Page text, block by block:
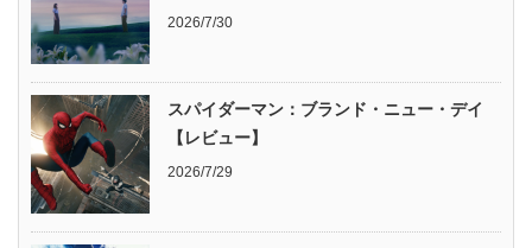
2026/7/30
スパイダーマン：ブランド・ニュー・デイ
【レビュー】
2026/7/29